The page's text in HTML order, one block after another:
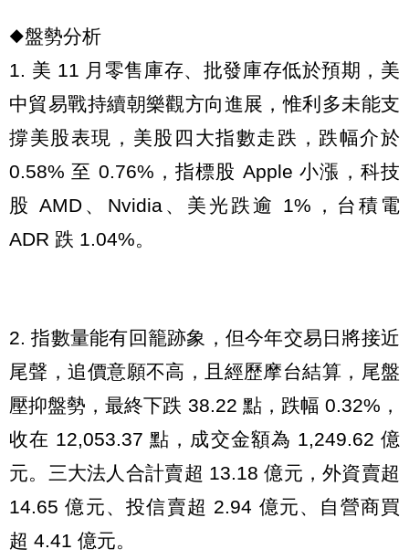
◆盤勢分析
1. 美 11 月零售庫存、批發庫存低於預期，美
中貿易戰持續朝樂觀方向進展，惟利多未能支
撐美股表現，美股四大指數走跌，跌幅介於
0.58% 至 0.76%，指標股 Apple 小漲，科技
股 AMD、Nvidia、美光跌逾 1%，台積電
ADR 跌 1.04%。
2. 指數量能有回籠跡象，但今年交易日將接近
尾聲，追價意願不高，且經歷摩台結算，尾盤
壓抑盤勢，最終下跌 38.22 點，跌幅 0.32%，
收在 12,053.37 點，成交金額為 1,249.62 億
元。三大法人合計賣超 13.18 億元，外資賣超
14.65 億元、投信賣超 2.94 億元、自營商買
超 4.41 億元。